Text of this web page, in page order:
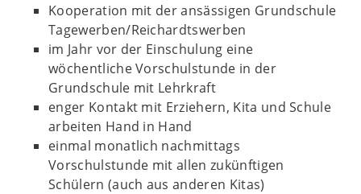
Kooperation mit der ansässigen Grundschule
Tagewerben/Reichardtswerben
im Jahr vor der Einschulung eine
wöchentliche Vorschulstunde in der
Grundschule mit Lehrkraft
enger Kontakt mit Erziehern, Kita und Schule
arbeiten Hand in Hand
einmal monatlich nachmittags
Vorschulstunde mit allen zukünftigen
Schülern (auch aus anderen Kitas)